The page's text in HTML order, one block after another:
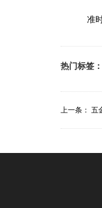
准
热门标签：
上一条： 五